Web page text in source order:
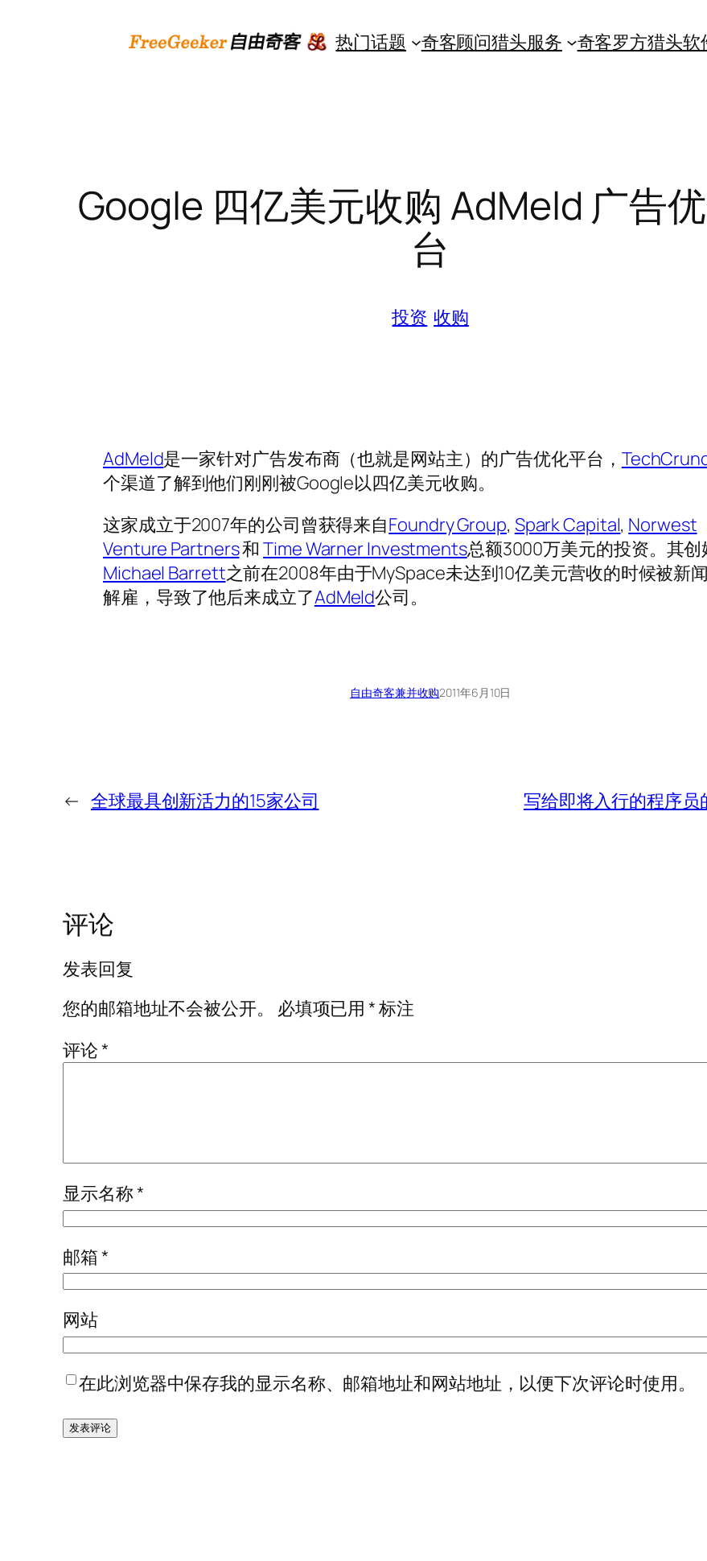
热门话题 奇客顾问猎头服务 奇客罗方猎头软
Google 四亿美元收购 AdMeld 广告
台
投资 收购
AdMeld是一家针对广告发布商（也就是网站主）的广告优化平台，
个渠道了解到他们刚刚被Google以四亿美元收购。
这家成立于2007年的公司曾获得来自Foundry Group, Spark Capital, Norwest
Venture Partners和Time Warner Investments总额3000万美元的投资。其创
Michael Barrett之前在2008年由于MySpace未达到10亿美元营收的时候被新
解雇，导致了他后来成立了AdMeld公司。
自由奇客兼并收购2011年6月10日
← 全球最具创新活力的15家公司 写给即将入行的程序员
评论
发表回复
您的邮箱地址不会被公开。
必填项已用*标注
评论*
显示名称*
邮箱*
网站
在此浏览器中保存我的显示名称、邮箱地址和网站地址，以便下次评论时使用。